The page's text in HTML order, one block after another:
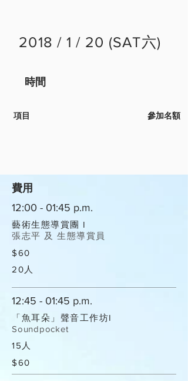
2018 / 1 / 20 (SAT六)
時間
​項目 參加名額
費用
12:00 - 01:45 p.m.
藝術生態導賞團 I
張志平 及 生態導賞員
$60
20人
12:45 - 01:45 p.m.
「魚耳朵」聲音工作坊I
Soundpocket
15人
$60